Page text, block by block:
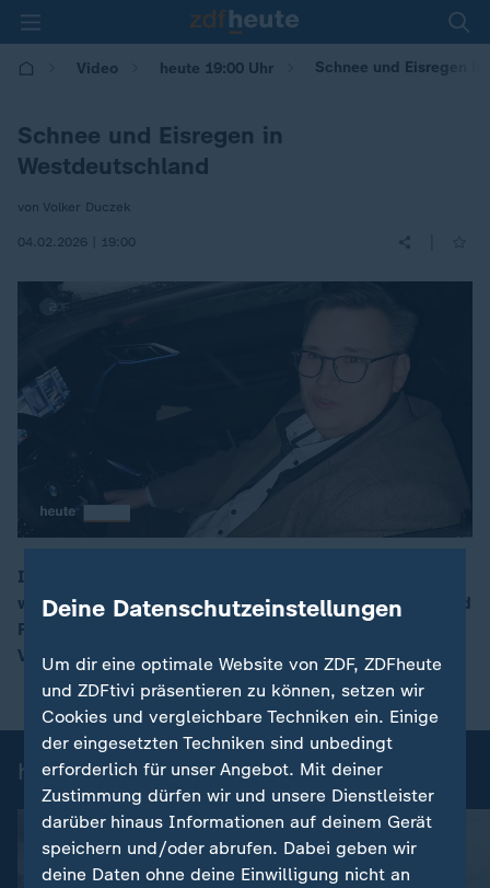
Video heute 19:00 Uhr Schnee und Eisregen
Schnee und Eisregen in
Westdeutschland
von Volker Duczek
04.02.2026 | 19:00
00:19
Im Westen und Nordwesten Deutschlands kam es
wegen einer gefährlichen Mischung aus Schneefall und
Regen zu zahlreichen Unfällen und
Verkehrsbehinderungen.
heute 19:00 Uhr: Einzelbeiträge
Deine Datenschutzeinstellungen
Um dir eine optimale Website von ZDF, ZDFheute
und ZDFtivi präsentieren zu können, setzen wir
Cookies und vergleichbare Techniken ein. Einige
der eingesetzten Techniken sind unbedingt
erforderlich für unser Angebot. Mit deiner
Zustimmung dürfen wir und unsere Dienstleister
darüber hinaus Informationen auf deinem Gerät
speichern und/oder abrufen. Dabei geben wir
deine Daten ohne deine Einwilligung nicht an